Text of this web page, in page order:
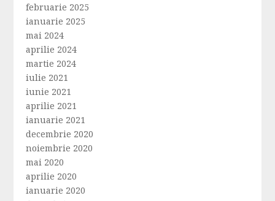
februarie 2025
ianuarie 2025
mai 2024
aprilie 2024
martie 2024
iulie 2021
iunie 2021
aprilie 2021
ianuarie 2021
decembrie 2020
noiembrie 2020
mai 2020
aprilie 2020
ianuarie 2020